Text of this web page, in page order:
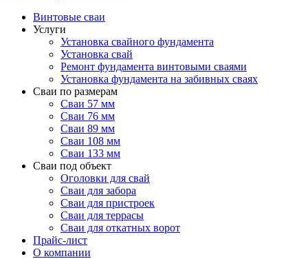
Винтовые сваи
Услуги
Установка свайного фундамента
Установка свай
Ремонт фундамента винтовыми сваями
Установка фундамента на забивных сваях
Сваи по размерам
Сваи 57 мм
Сваи 76 мм
Сваи 89 мм
Сваи 108 мм
Сваи 133 мм
Сваи под объект
Оголовки для свай
Сваи для забора
Сваи для пристроек
Сваи для террасы
Сваи для откатных ворот
Прайс-лист
О компании